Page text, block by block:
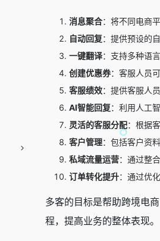
消息聚合：将不同电商
自动回复：提供预设的
一键翻译：支持多种语
创建优惠券：客服人员
客服绩效：提供客服人
AI智能回复：利用人工
灵活的客服分配：根据
客户管理：包括客户资
私域流量运营：通过整
订单转化提升：通过优
多客的目标是帮助跨境电
程，提高业务的整体表现。